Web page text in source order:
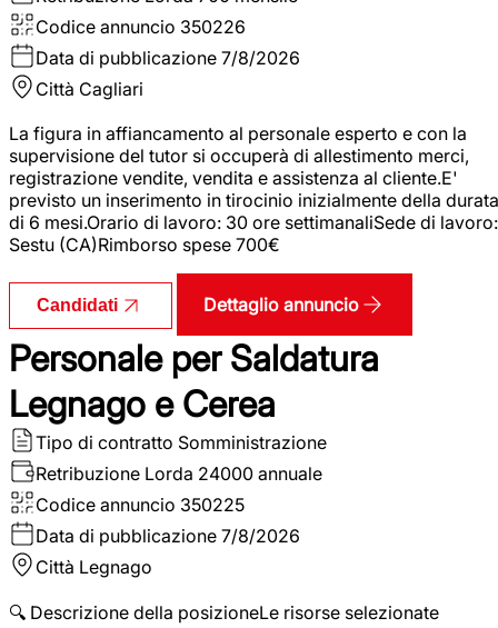
Codice annuncio 350226
Data di pubblicazione 7/8/2026
Città Cagliari
La figura in affiancamento al personale esperto e con la
supervisione del tutor si occuperà di allestimento merci,
registrazione vendite, vendita e assistenza al cliente.E'
previsto un inserimento in tirocinio inizialmente della durata
di 6 mesi.Orario di lavoro: 30 ore settimanaliSede di lavoro:
Sestu (CA)Rimborso spese 700€
Candidati Dettaglio annuncio
Personale per Saldatura
Legnago e Cerea
Tipo di contratto Somministrazione
Retribuzione Lorda 24000 annuale
Codice annuncio 350225
Data di pubblicazione 7/8/2026
Città Legnago
🔍 Descrizione della posizioneLe risorse selezionate